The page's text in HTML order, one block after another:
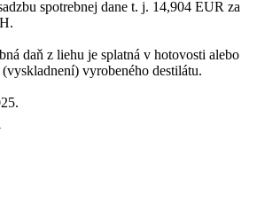
spotrebnej dane t. j. 14,904 EUR za
daň z liehu je splatná v hotovosti alebo
vyrobeného destilátu.